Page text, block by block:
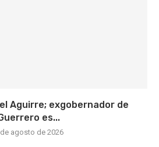
Aguirre; exgobernador de
es...
agosto de 2026